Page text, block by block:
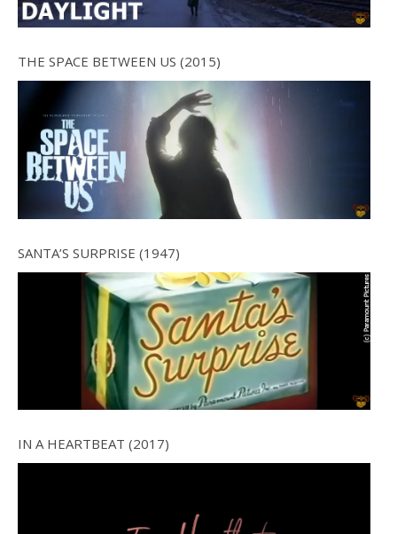
THE SPACE BETWEEN US (2015)
SANTA’S SURPRISE (1947)
IN A HEARTBEAT (2017)